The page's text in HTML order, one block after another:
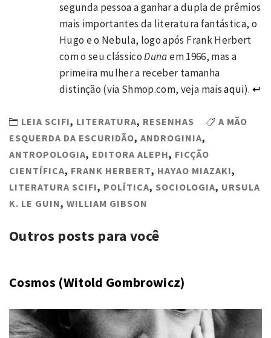
segunda pessoa a ganhar a dupla de prêmios
mais importantes da literatura fantástica, o
Hugo e o Nebula, logo após Frank Herbert
com o seu clássicoDunaem 1966, mas a
primeira mulher a receber tamanha
distinção (via Shmop.com, veja maisaqui). ↩
LEIA SCIFI, LITERATURA, RESENHAS
A MÃO
ESQUERDA DA ESCURIDÃO, ANDROGINIA,
ANTROPOLOGIA, EDITORA ALEPH, FICÇÃO
CIENTÍFICA, FRANK HERBERT, HAYAO MIAZAKI,
LITERATURA SCIFI, POLÍTICA, SOCIOLOGIA, URSULA
K. LE GUIN, WILLIAM GIBSON
Outros posts para você
Cosmos (Witold Gombrowicz)